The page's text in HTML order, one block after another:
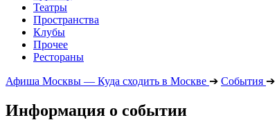
Театры
Пространства
Клубы
Прочее
Рестораны
Афиша Москвы — Куда сходить в Москве ➔ События ➔
Информация о событии